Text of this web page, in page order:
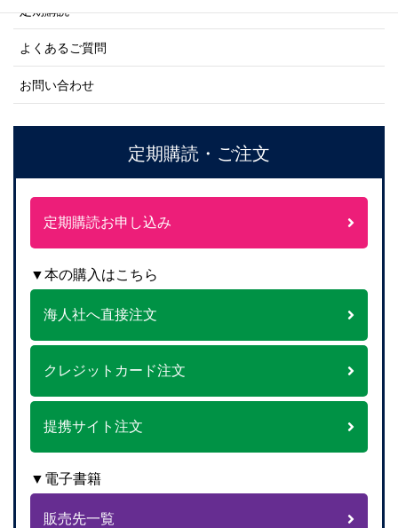
定期購読
よくあるご質問
お問い合わせ
定期購読・ご注文
定期購読お申し込み
▼本の購入はこちら
海人社へ直接注文
クレジットカード注文
提携サイト注文
▼電子書籍
販売先一覧